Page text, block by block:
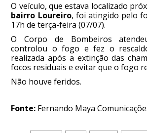
O veículo, que estava localizado
bairro Loureiro, foi atingido pelo
17h de terça-feira (07/07).
O Corpo de Bombeiros
controlou o fogo e fez o
realizada após a extinção das
focos residuais e evitar que o fogo
Não houve feridos.
Fonte: Fernando Maya